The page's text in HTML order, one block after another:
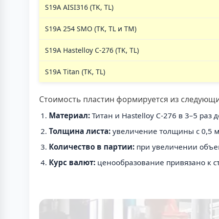
S19A AISI316 (TK, TL)
S19A 254 SMO (TK, TL и TM)
S19A Hastelloy C-276 (TK, TL)
S19A Titan (TK, TL)
Стоимость пластин формируется из
Материал: Титан и Hastelloy C-276 в 3–5 раз
Толщина листа: увеличение толщины с 0,5
Количество в партии: при увеличении
Курс валют: ценообразование привязано к